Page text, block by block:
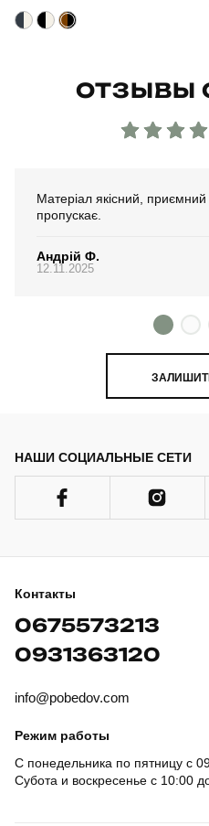
ОТЗЫВЫ
Матеріал якісний,
пропускає.
Андрій Ф.
12.11.2025
НАШИ СОЦИАЛЬНЫЕ СЕТИ
Контакты
0675573213
0931363120
info@pobedov.com
Режим работы
С понедельника по пятницу с
Субота и воскресенье с 10:00